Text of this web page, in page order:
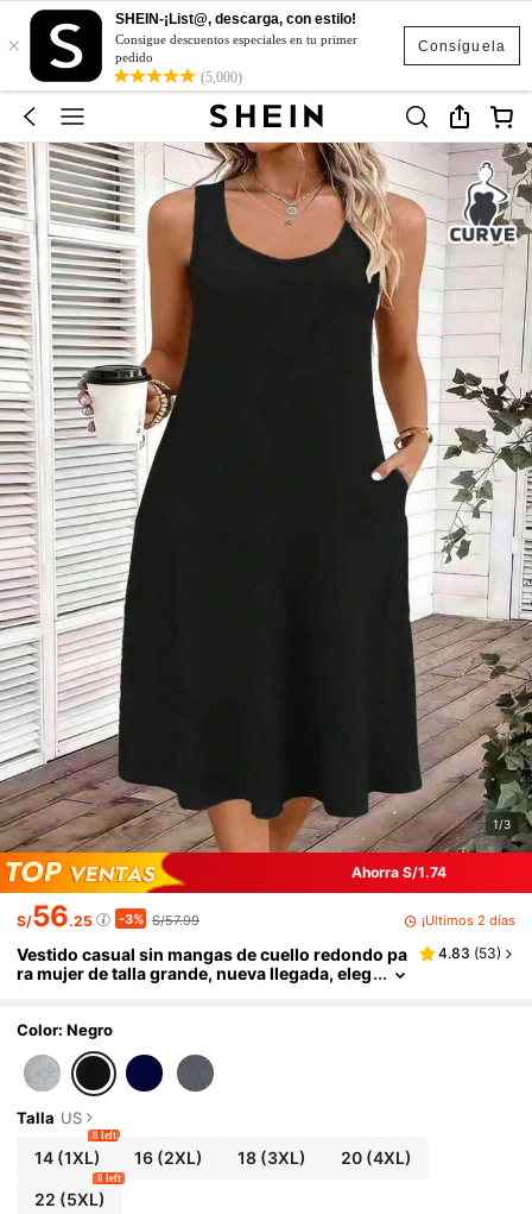
Consíguela
×
SHEIN-¡List@, descarga, con estilo!
Consigue descuentos especiales en tu primer
pedido
(5,000)
1/3
Ahorra S/1.74
S/56.25 -3% S/57.99 ¡Últimos 2 días
Vestido casual sin mangas de cuello redondo pa
ra mujer de talla grande, nueva llegada, eleg
4.83 (53)
Color: Negro
Talla US
14(1XL)
8 left
16 (2XL) 18(3XL) 20(4XL)
22 (5XL)
8 left